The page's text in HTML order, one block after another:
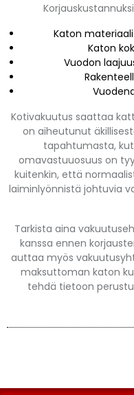
Katon
Katon
Vuodon
Kotivakuutus saattaa
on aiheutunut
tapahtumasta,
omavastuuosuus on
kuitenkin, että
laiminlyönnistä johtuvia
Tarkista aina
kanssa ennen
auttaa myös
maksuttoman katon
tehdä tietoon